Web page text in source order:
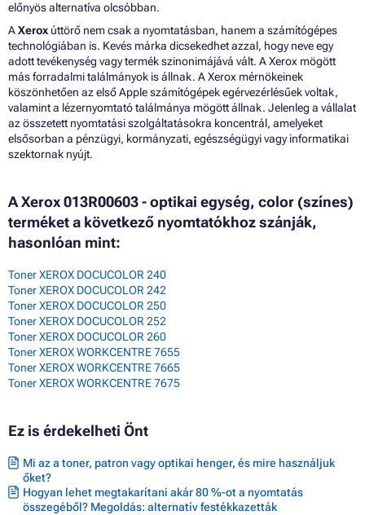
előnyös alternatíva olcsóbban.
AXerox úttörő nem csak a nyomtatásban, hanem a számítógépes
technológiában is. Kevés márka dicsekedhet azzal, hogy neve egy
adott tevékenység vagy termék szinonimájává vált. A Xerox mögött
más forradalmi találmányok is állnak. A Xerox mérnökeinek
köszönhetően az első Apple számítógépek egérvezérlésűek voltak,
valamint a lézernyomtató találmánya mögött állnak. Jelenleg a vállalat
az összetett nyomtatási szolgáltatásokra koncentrál, amelyeket
elsősorban a pénzügyi, kormányzati, egészségügyi vagy informatikai
szektornak nyújt.
A Xerox 013R00603 - optikai egység, color (színes)
terméket a következő nyomtatókhoz szánják,
hasonlóan mint:
Toner XEROX DOCUCOLOR 240
Toner XEROX DOCUCOLOR 242
Toner XEROX DOCUCOLOR 250
Toner XEROX DOCUCOLOR 252
Toner XEROX DOCUCOLOR 260
Toner XEROX WORKCENTRE 7655
Toner XEROX WORKCENTRE 7665
Toner XEROX WORKCENTRE 7675
Ez is érdekelheti Önt
Mi az a toner, patron vagy optikai henger, és mire használjuk
őket?
Hogyan lehet megtakarítani akár 80 %-ot a nyomtatás
összegéből? Megoldás: alternatív festékkazetták